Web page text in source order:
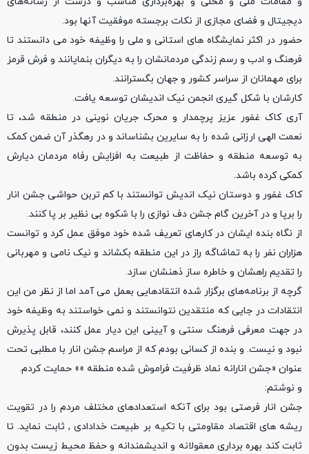
دیجیتال و فضای مجازی از نکات برجسته موفقیت آنها بود.
حضور در اکثر نمایشگاه های استانی و ملی را وظیفه خود می دانستند تا
فرهنگ و ادب و رسم زندگی مردمانشان را به دیگران بنمایانند و فرش قرمز
برای مهمانان از سراسر کشور و جهان بگسترانند.
کارشان با شکل گیری انجمن نیک اندیشان توسعه یافت.
آری کاک غفور عزیز پرچمدار و محرک جریان نوینی در منطقه شد، تا
نعمت الهی ارزانی شده را به سایرین بشناساند و در رهگذر آن ضمن کمک
به توسعه منطقه و حفاظت از طبیعت به افزایش رفاه مردمان دیارش
کمکی کرده باشد.
کاک غفور و دوستان نیک اندیش توانستند با کم تربن حواشی جشن انار
را برپا و در آخرین گام جشن دف نوازی را با شکوه بی نظیر بر پا کنند.
از نگاه بنده ایشان در کارهای تعریف شده خود موفق عمل کرد و توانست
هزاران نفر را به تماشاگه راز در این منطقه بکشاند و نیک نامی و مهربانی
را تقدیم راهشان و خاطره ساز ذهنشان سازد.
گرچه از برنامه‌های برگزار شده انتقادهایی بعمل می آمد اما از نظر من این
انتقادات در جایی که منتقدین نتوانستند و نمی خواستند به وظیفه خود
در جهت معرفی فرهنگ سنتی و آیینی این دیار عمل کنند، قابل پذیرش
نبود و نیست. و بنده از کسانی بودم که از مراسم جشن انار با مطلبی تحت
عنوان «جشن انارانه نماد ظرفیت فراموش شده منطقه »» حمایت کردم.
و نوشتم:
جشن انار فرصتی بود برای آنکه استعدادهای مختلف مردم را در تقویت
ریشه های اقتصاد مقاومتی با تکیه بر طبیعت خدادادی , ثابت نماید. تا
ثابت کند بهره برداری معقولانه و اندیشمندانه و حفظ محیط زیست بدون